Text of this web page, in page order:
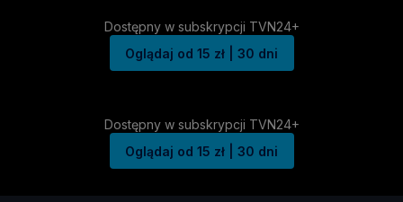
Dostępny w subskrypcji TVN24+
Oglądaj od 15 zł | 30 dni
Dostępny w subskrypcji TVN24+
Oglądaj od 15 zł | 30 dni